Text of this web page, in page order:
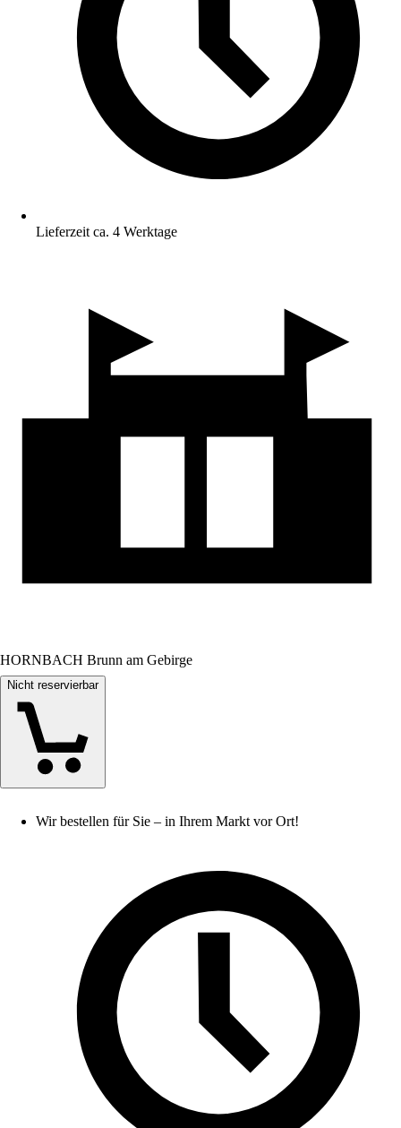
Lieferzeit ca. 4 Werktage
HORNBACH Brunn am Gebirge
Nicht reservierbar
Wir bestellen für Sie – in Ihrem Markt vor Ort!